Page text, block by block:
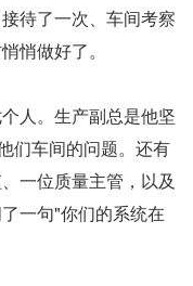
待了一次、车间考察
悄做好了。
人。生产副总是他坚
们车间的问题。还有
一位质量主管，以及
一句"你们的系统在